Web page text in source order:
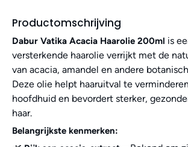
Productomschrijving
Dabur Vatika Acacia Haarolie 200ml is
versterkende haarolie verrijkt met de
van acacia, amandel en andere
Deze olie helpt haaruitval te
hoofdhuid en bevordert sterker,
haar.
Belangrijkste kenmerken: